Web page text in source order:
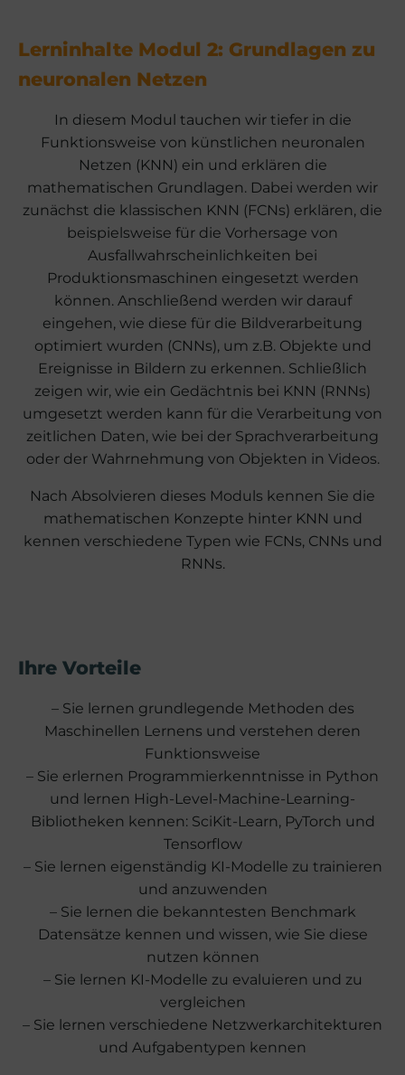
Lerninhalte Modul 2: Grundlagen zu
neuronalen Netzen
In diesem Modul tauchen wir tiefer in die
Funktionsweise von künstlichen neuronalen
Netzen (KNN) ein und erklären die
mathematischen Grundlagen. Dabei werden wir
zunächst die klassischen KNN (FCNs) erklären, die
beispielsweise für die Vorhersage von
Ausfallwahrscheinlichkeiten bei
Produktionsmaschinen eingesetzt werden
können. Anschließend werden wir darauf
eingehen, wie diese für die Bildverarbeitung
optimiert wurden (CNNs), um z.B. Objekte und
Ereignisse in Bildern zu erkennen. Schließlich
zeigen wir, wie ein Gedächtnis bei KNN (RNNs)
umgesetzt werden kann für die Verarbeitung von
zeitlichen Daten, wie bei der Sprachverarbeitung
oder der Wahrnehmung von Objekten in Videos.
Nach Absolvieren dieses Moduls kennen Sie die
mathematischen Konzepte hinter KNN und
kennen verschiedene Typen wie FCNs, CNNs und
RNNs.
Ihre Vorteile
– Sie lernen grundlegende Methoden des
Maschinellen Lernens und verstehen deren
Funktionsweise
– Sie erlernen Programmierkenntnisse in Python
und lernen High-Level-Machine-Learning-
Bibliotheken kennen: SciKit-Learn, PyTorch und
Tensorflow
– Sie lernen eigenständig KI-Modelle zu trainieren
und anzuwenden
– Sie lernen die bekanntesten Benchmark
Datensätze kennen und wissen, wie Sie diese
nutzen können
– Sie lernen KI-Modelle zu evaluieren und zu
vergleichen
– Sie lernen verschiedene Netzwerkarchitekturen
und Aufgabentypen kennen